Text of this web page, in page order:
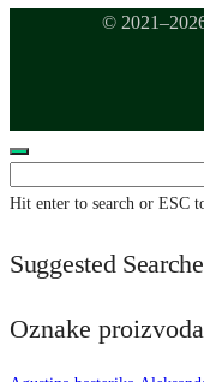
©
Hit enter to search or ESC
Suggested
Oznake proizvoda